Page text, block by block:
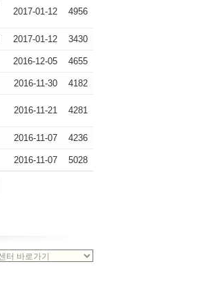
2017-01-12 4956
2017-01-12 3430
2016-12-05 4655
2016-11-30 4182
2016-11-21 4281
2016-11-07 4236
2016-11-07 5028